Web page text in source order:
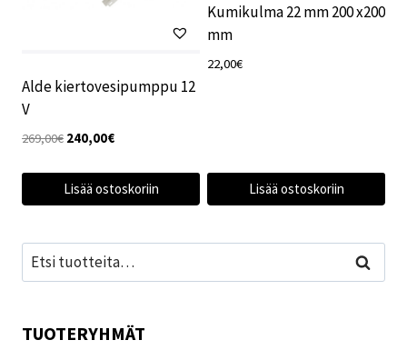
Alde kiertovesipumppu 12
V
269,00€ Alkuperäinen
240,00€Nykyinen
Lisää ostoskoriin
Kumikulma 22 mm 200 x200
mm
22,00€
Lisää ostoskoriin
Etsi: Haku
TUOTERYHMÄT